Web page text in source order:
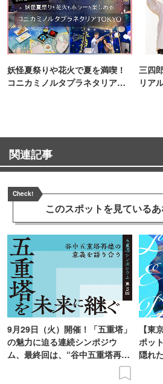
妖怪夏祭りや花火で夏を満喫！
コニカミノルタプラネタリア
三四
リア
関連記事
Check!
このスポットを見ている
9月29日（火）開催！「五重塔」
の魅力に迫る連続シンポジウ
ム、最終回は、“谷中五重塔再建
【東
ポッ
隠れ